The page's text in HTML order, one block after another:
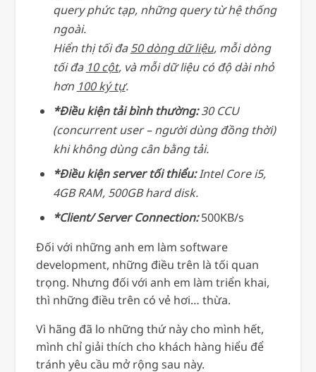
query phức tạp, những query từ hệ thống
ngoài.
Hiển thị tối đa50 dòng dữ liệu, mỗi dòng
tối đa 10 cột, và mỗi dữ liệu có độ dài nhỏ
hơn 100 ký tự.
*Điều kiện tải bình thường:30 CCU
(concurrent user – người dùng đồng thời)
khi không dùng cân bằng tải.
*Điều kiện server tối thiểu:Intel Core i5,
4GB RAM, 500GB hard disk.
*Client/ Server Connection:500KB/s
Đối với những anh em làm software
development, những điều trên là tối quan
trọng. Nhưng đối với anh em làm triển khai,
thì những điều trên có vẻ hơi… thừa.
Vì hãng đã lo những thứ này cho mình hết,
mình chỉ giải thích cho khách hàng hiểu để
tránh yêu cầu mở rộng sau này.